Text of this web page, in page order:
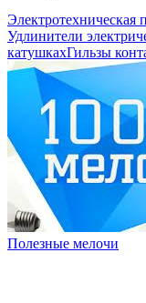
Электротехническая
Удлинители
катушкахГильзы
Полезные мелочи